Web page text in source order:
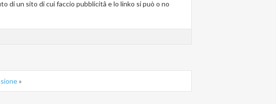
di un sito di cui faccio pubblicitâ e lo linko si può o no
»